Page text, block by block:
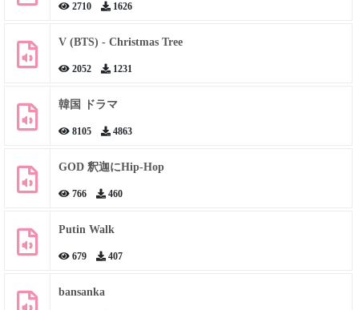
2710 1626
V (BTS) - Christmas Tree
2052 1231
韓国 ドラマ
8105 4863
GOD 釈迦にHip-Hop
766 460
Putin Walk
679 407
bansanka